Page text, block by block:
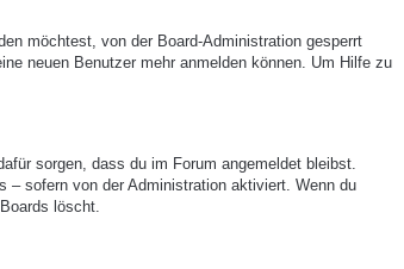
möchtest, von der Board-Administration gesperrt
neuen Benutzer mehr anmelden können. Um Hilfe zu
sorgen, dass du im Forum angemeldet bleibst.
– sofern von der Administration aktiviert. Wenn du
löscht.